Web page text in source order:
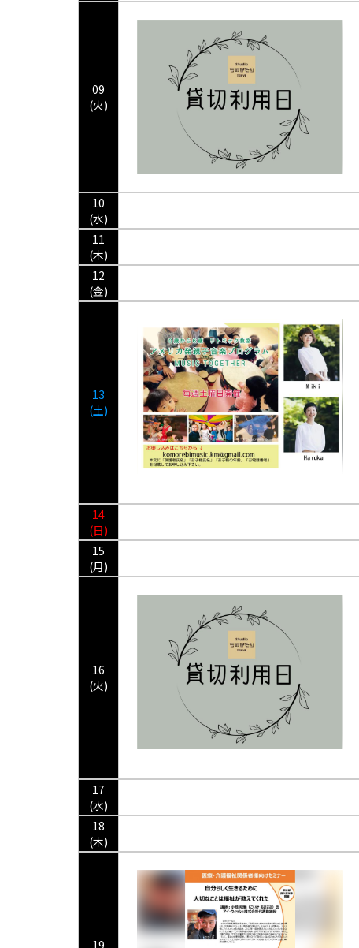
09
(火)
10
(水)
11
(木)
12
(金)
13
(土)
14
(日)
15
(月)
16
(火)
17
(水)
18
(木)